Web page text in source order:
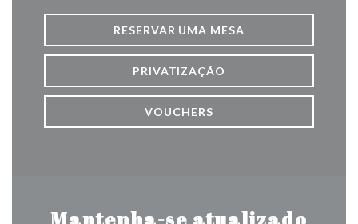
RESERVAR UMA MESA
PRIVATIZAÇÃO
VOUCHERS
Mantenha-se atualizado